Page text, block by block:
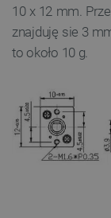
10 x 12 mm.
znajduję sie 3
to około 10 g.